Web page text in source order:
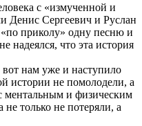
с «измученной и
Денис Сергеевич и Руслан
приколу» одну песню и
надеялся, что эта история
вот нам уже и наступило
истории не помолодели, а
ментальным и физическим
только не потеряли, а